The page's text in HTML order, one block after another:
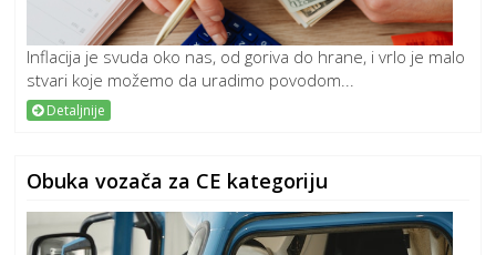
Inflacija je svuda oko nas, od goriva do hrane, i vrlo je malo
stvari koje možemo da uradimo povodom...
Detaljnije
Obuka vozača za CE kategoriju